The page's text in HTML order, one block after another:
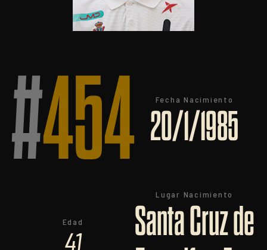
#454 Fecha Nacimiento
20/1/1985
Edad
41
Lugar Nacimiento
Santa Cruz de